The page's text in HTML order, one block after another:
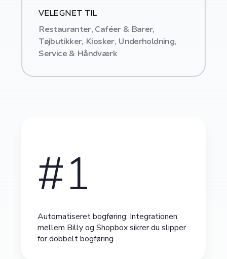
VELEGNET TIL
Restauranter, Caféer & Barer,
Tøjbutikker, Kiosker, Underholdning,
Service & Håndværk
#1
Automatiseret bogføring: Integrationen
mellem Billy og Shopbox sikrer du slipper
for dobbelt bogføring